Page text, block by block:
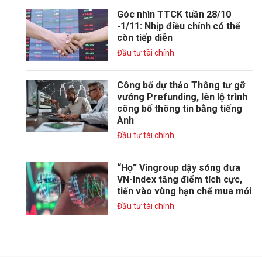
Góc nhìn TTCK tuần 28/10
-1/11: Nhịp điều chỉnh có thể
còn tiếp diễn
Đầu tư tài chính
Công bố dự thảo Thông tư gỡ
vướng Prefunding, lên lộ trình
công bố thông tin bằng tiếng
Anh
Đầu tư tài chính
“Họ” Vingroup dậy sóng đưa
VN-Index tăng điểm tích cực,
tiến vào vùng hạn chế mua mới
Đầu tư tài chính